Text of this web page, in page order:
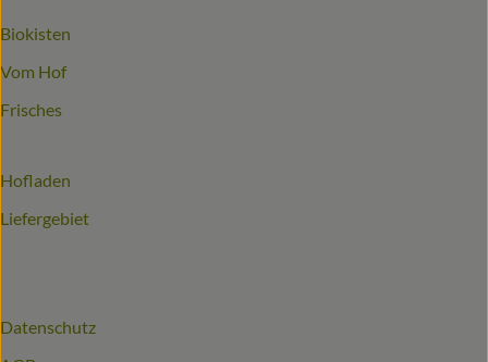
Biokisten
Vom Hof
Frisches
Hofladen
Liefergebiet
Datenschutz